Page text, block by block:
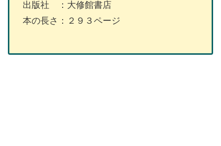
出版社 ：大修館書店
本の長さ：２９３ページ